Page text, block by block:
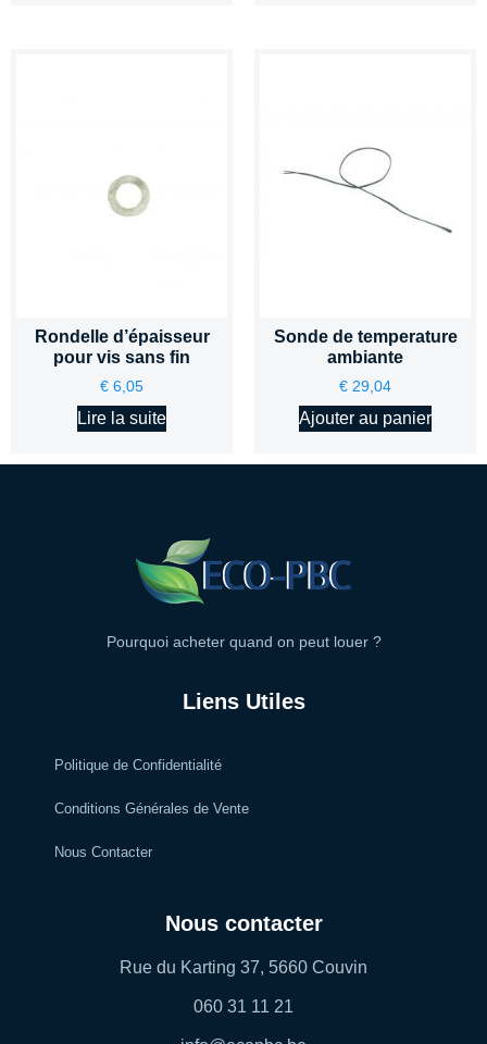
Rondelle d’épaisseur
pour vis sans fin
€ 6,05
Lire la suite
Sonde de temperature
ambiante
€ 29,04
Ajouter au panier
Pourquoi acheter quand on peut louer ?
Liens Utiles
Politique de Confidentialité
Conditions Générales de Vente
Nous Contacter
Nous contacter
Rue du Karting 37, 5660 Couvin
060 31 11 21